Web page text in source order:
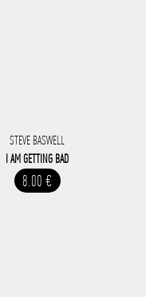
STEVE BASWELL
I AM GETTING BAD
8.00 €